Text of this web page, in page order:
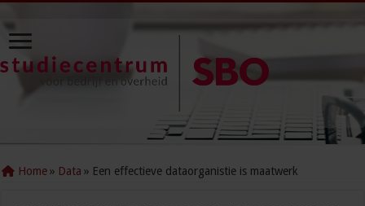
Home » Data » Een effectieve dataorganistie is maatwerk